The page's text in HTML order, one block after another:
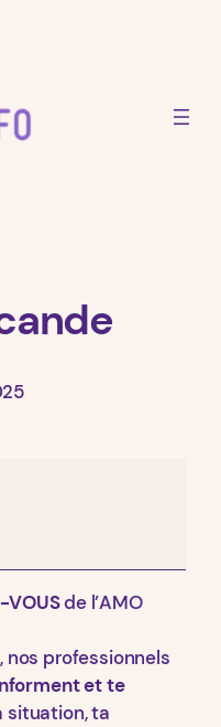
VOUSde l’AMO
nos professionnels
et te
situation, ta